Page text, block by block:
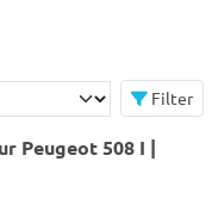
Filter
Peugeot 508 I |